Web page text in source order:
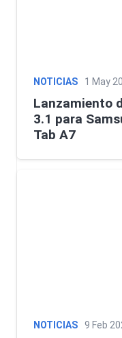
NOTICIAS 1 May
Lanzamiento
3.1 para
Tab A7
NOTICIAS 9 Feb